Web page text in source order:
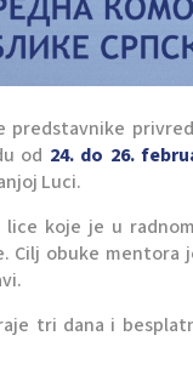
predstavnike
od 24. do 26.
Luci.
koje je u
Cilj obuke
tri dana i